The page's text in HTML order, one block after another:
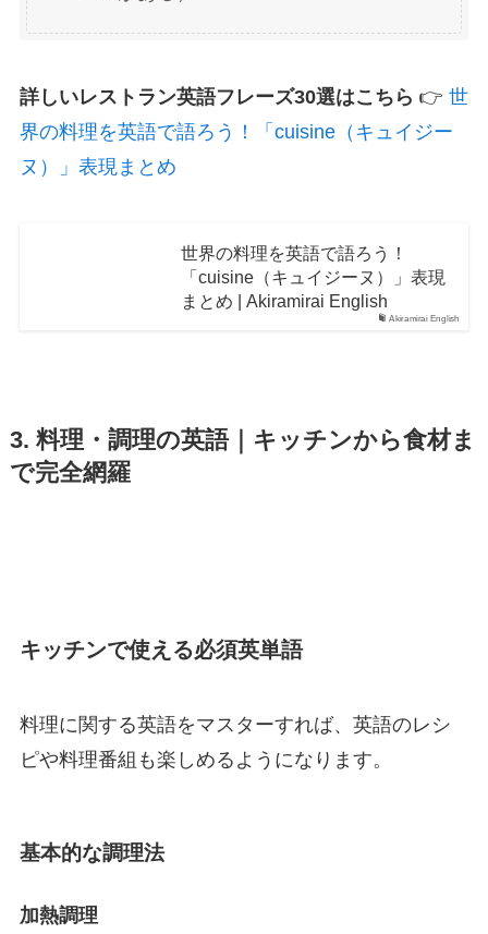
詳しいレストラン英語フレーズ30選はこちら 👉 世
界の料理を英語で語ろう！「cuisine（キュイジー
ヌ）」表現まとめ
Akiramirai English
世界の料理を英語で語ろう！
「cuisine（キュイジーヌ）」表現
まとめ | Akiramirai English
3. 料理・調理の英語｜キッチンから食材ま
で完全網羅
キッチンで使える必須英単語
料理に関する英語をマスターすれば、英語のレシ
ピや料理番組も楽しめるようになります。
基本的な調理法
加熱調理